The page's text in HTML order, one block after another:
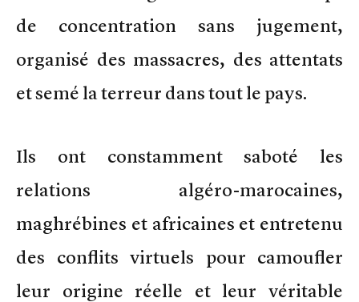
de concentration sans jugement,
organisé des massacres, des attentats
et semé la terreur dans tout le pays.
Ils ont constamment saboté les
relations algéro-marocaines,
maghrébines et africaines et entretenu
des conflits virtuels pour camoufler
leur origine réelle et leur véritable